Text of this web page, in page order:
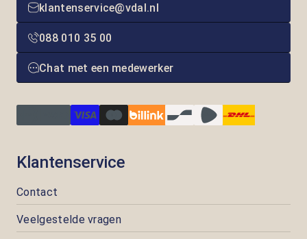
klantenservice@vdal.nl
088 010 35 00
Chat met een medewerker
Klantenservice
Contact
Veelgestelde vragen